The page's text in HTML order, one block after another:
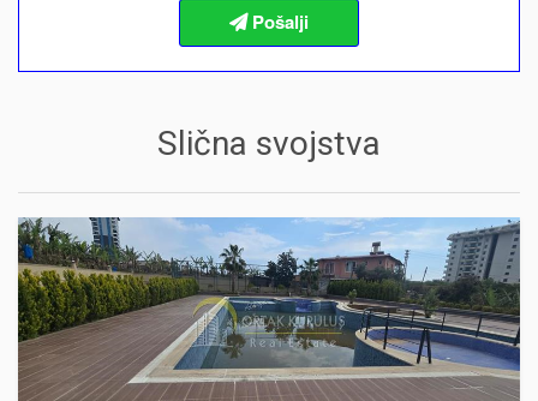
Slična svojstva